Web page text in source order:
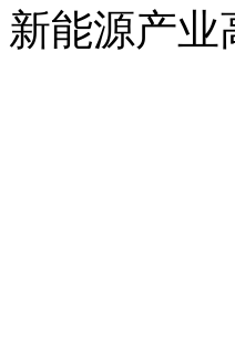
新能源产业